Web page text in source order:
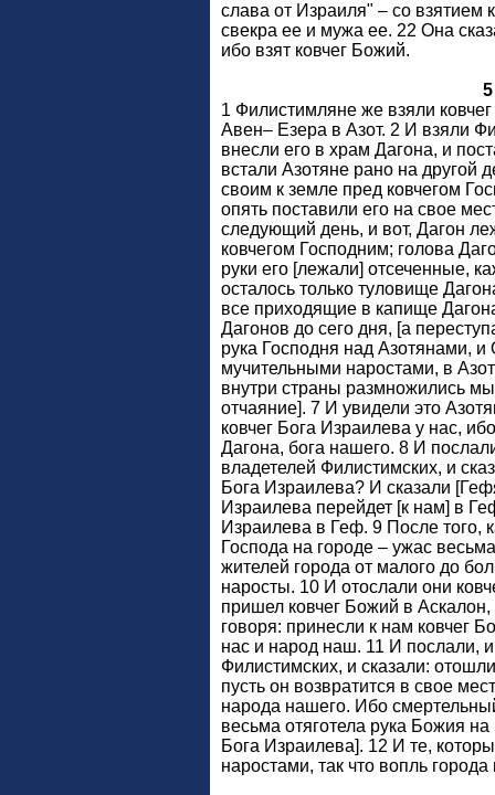
слава от Израиля" – со взятием
свекра ее и мужа ее. 22 Она
ибо взят ковчег Божий.
5
1 Филистимляне же взяли
Авен– Езера в Азот. 2 И взяли
внесли его в храм Дагона, и
встали Азотяне рано на другой
своим к земле пред ковчегом
опять поставили его на свое
следующий день, и вот, Дагон
ковчегом Господним; голова
руки его [лежали] отсеченные,
осталось только туловище
все приходящие в капище
Дагонов до сего дня, [а
рука Господня над Азотянами,
мучительными наростами, в
внутри страны размножились
отчаяние]. 7 И увидели это
ковчег Бога Израилева у нас,
Дагона, бога нашего. 8 И
владетелей Филистимских, и
Бога Израилева? И сказали
Израилева перейдет [к нам] в
Израилева в Геф. 9 После того,
Господа на городе – ужас
жителей города от малого до
наросты. 10 И отослали они
пришел ковчег Божий в
говоря: принесли к нам ковчег
нас и народ наш. 11 И послали,
Филистимских, и сказали:
пусть он возвратится в свое
народа нашего. Ибо
весьма отяготела рука Божия на
Бога Израилева]. 12 И те,
наростами, так что вопль